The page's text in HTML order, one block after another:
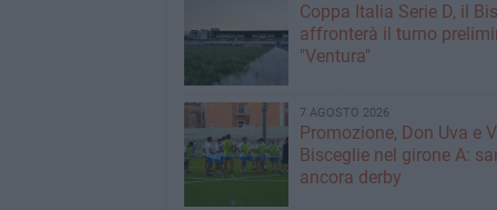
Coppa Italia Serie D, il
affronterà il turno
"Ventura"
7 AGOSTO 2026
Promozione, Don Uva e
Bisceglie nel girone A:
ancora derby